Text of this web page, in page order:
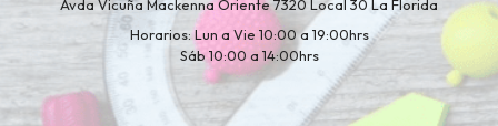
Avda Vicuña Mackenna Oriente 7320 Local 30 La Florida
Horarios: Lun a Vie 10:00 a 19:00hrs
Sáb 10:00 a 14:00hrs